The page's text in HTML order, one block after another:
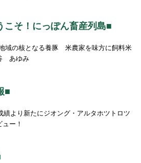
そ！にっぽん畜産列島■
域の核となる養豚 米農家を味方に飼料米
あゆみ
■
績より新たにジオング・アルタホツトロツ
ー！